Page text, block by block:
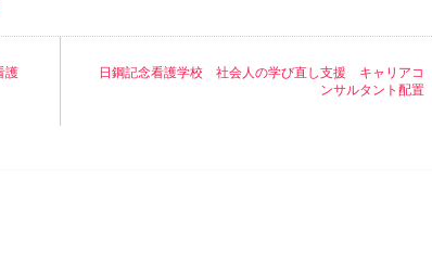
護
日鋼記念看護学校 社会人の学び直し支援 キャリアコ
ンサルタント配置